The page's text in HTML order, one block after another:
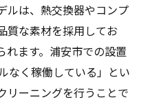
いエアコン選びのコ
ルは、熱交換器やコンプ
質な素材を採用してお
れます。浦安市での設置
なく稼働している」とい
リーニングを行うことで